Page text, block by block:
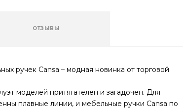
ОТЗЫВЫ
ручек Cansa – модная новинка от торговой
моделей притягателен и загадочен. Для
плавные линии, и мебельные ручки Cansa по